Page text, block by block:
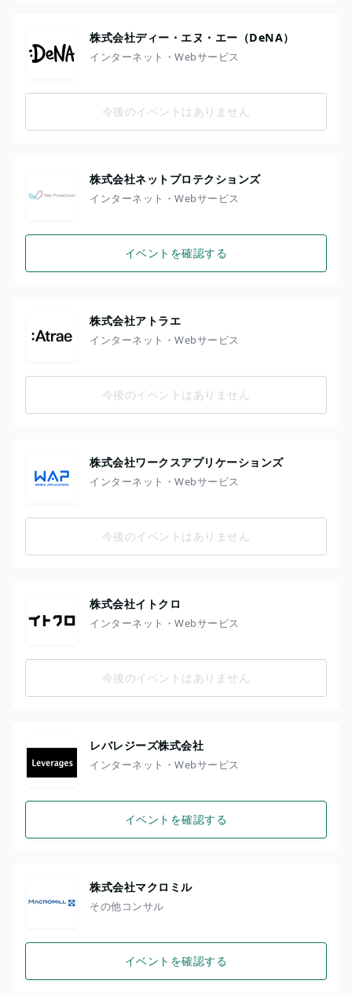
株式会社ディー・エヌ・エー（DeNA）
インターネット・Webサービス
今後のイベントはありません
株式会社ネットプロテクションズ
インターネット・Webサービス
イベントを確認する
株式会社アトラエ
インターネット・Webサービス
今後のイベントはありません
株式会社ワークスアプリケーションズ
インターネット・Webサービス
今後のイベントはありません
株式会社イトクロ
インターネット・Webサービス
今後のイベントはありません
レバレジーズ株式会社
インターネット・Webサービス
イベントを確認する
株式会社マクロミル
その他コンサル
イベントを確認する